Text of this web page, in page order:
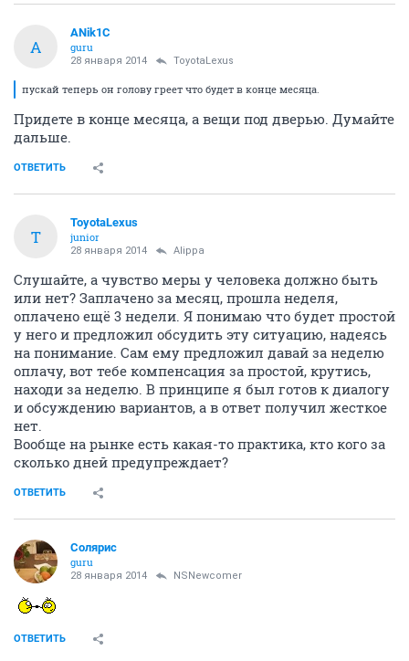
A
ANik1C
guru
28 января 2014 ToyotaLexus
пускай теперь он голову греет что будет в конце месяца.
Придете в конце месяца, а вещи под дверью. Думайте
дальше.
ОТВЕТИТЬ
T
ToyotaLexus
junior
28 января 2014 Alippa
Слушайте, а чувство меры у человека должно быть
или нет? Заплачено за месяц, прошла неделя,
оплачено ещё 3 недели. Я понимаю что будет простой
у него и предложил обсудить эту ситуацию, надеясь
на понимание. Сам ему предложил давай за неделю
оплачу, вот тебе компенсация за простой, крутись,
находи за неделю. В принципе я был готов к диалогу
и обсуждению вариантов, а в ответ получил жесткое
нет.
Вообще на рынке есть какая-то практика, кто кого за
сколько дней предупреждает?
ОТВЕТИТЬ
Солярис
guru
28 января 2014 NSNewcomer
ОТВЕТИТЬ